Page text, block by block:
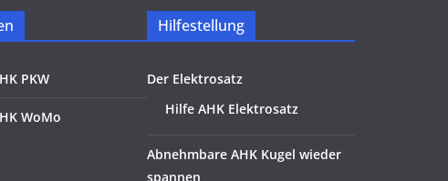
PKW
WoMo
Hilfestellung
Der Elektrosatz
Hilfe AHK Elektrosatz
Abnehmbare AHK Kugel wieder
spannen